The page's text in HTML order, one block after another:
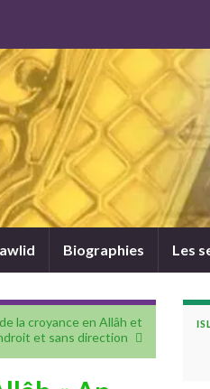
Biographies Les
la croyance en Allâh et
et sans direction